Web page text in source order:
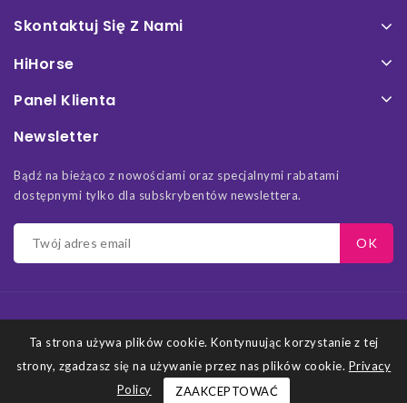
Skontaktuj Się Z Nami
HiHorse
Panel Klienta
Newsletter
Bądź na bieżąco z nowościami oraz specjalnymi rabatami
dostępnymi tylko dla subskrybentów newslettera.
Ta strona używa plików cookie. Kontynuując korzystanie z tej
strony, zgadzasz się na używanie przez nas plików cookie. Privacy
Policy
ZAAKCEPTOWAĆ
© 2026 - Projekt i wykonanie HiHorse.pl - Wszelkie prawa
zastrzeżone